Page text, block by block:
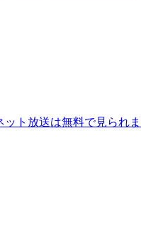
ト放送は無料で見られま